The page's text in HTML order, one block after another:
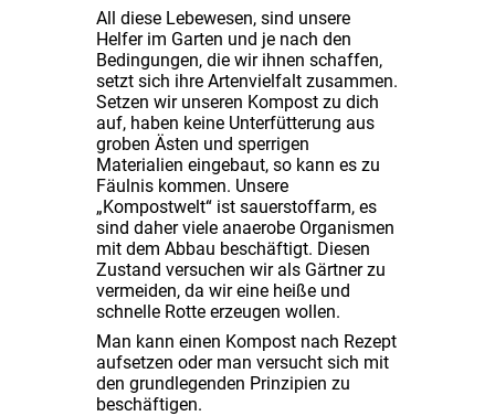
All diese Lebewesen, sind unsere
Helfer im Garten und je nach den
Bedingungen, die wir ihnen schaffen,
setzt sich ihre Artenvielfalt zusammen.
Setzen wir unseren Kompost zu dich
auf, haben keine Unterfütterung aus
groben Ästen und sperrigen
Materialien eingebaut, so kann es zu
Fäulnis kommen. Unsere
„Kompostwelt“ ist sauerstoffarm, es
sind daher viele anaerobe Organismen
mit dem Abbau beschäftigt. Diesen
Zustand versuchen wir als Gärtner zu
vermeiden, da wir eine heiße und
schnelle Rotte erzeugen wollen.
Man kann einen Kompost nach Rezept
aufsetzen oder man versucht sich mit
den grundlegenden Prinzipien zu
beschäftigen.